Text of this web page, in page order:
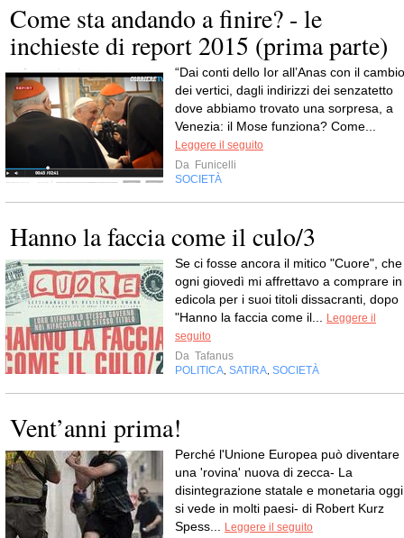
Come sta andando a finire? - le
inchieste di report 2015 (prima parte)
“Dai conti dello Ior all’Anas con il cambio
dei vertici, dagli indirizzi dei senzatetto
dove abbiamo trovato una sorpresa, a
Venezia: il Mose funziona? Come...
Leggere il seguito
Da Funicelli
SOCIETÀ
Hanno la faccia come il culo/3
Se ci fosse ancora il mitico "Cuore", che
ogni giovedì mi affrettavo a comprare in
edicola per i suoi titoli dissacranti, dopo
"Hanno la faccia come il...
Leggere il
seguito
Da Tafanus
POLITICA SATIRA SOCIETÀ
Vent’anni prima!
Perché l'Unione Europea può diventare
una 'rovina' nuova di zecca- La
disintegrazione statale e monetaria oggi
si vede in molti paesi- di Robert Kurz
Spess...
Leggere il seguito